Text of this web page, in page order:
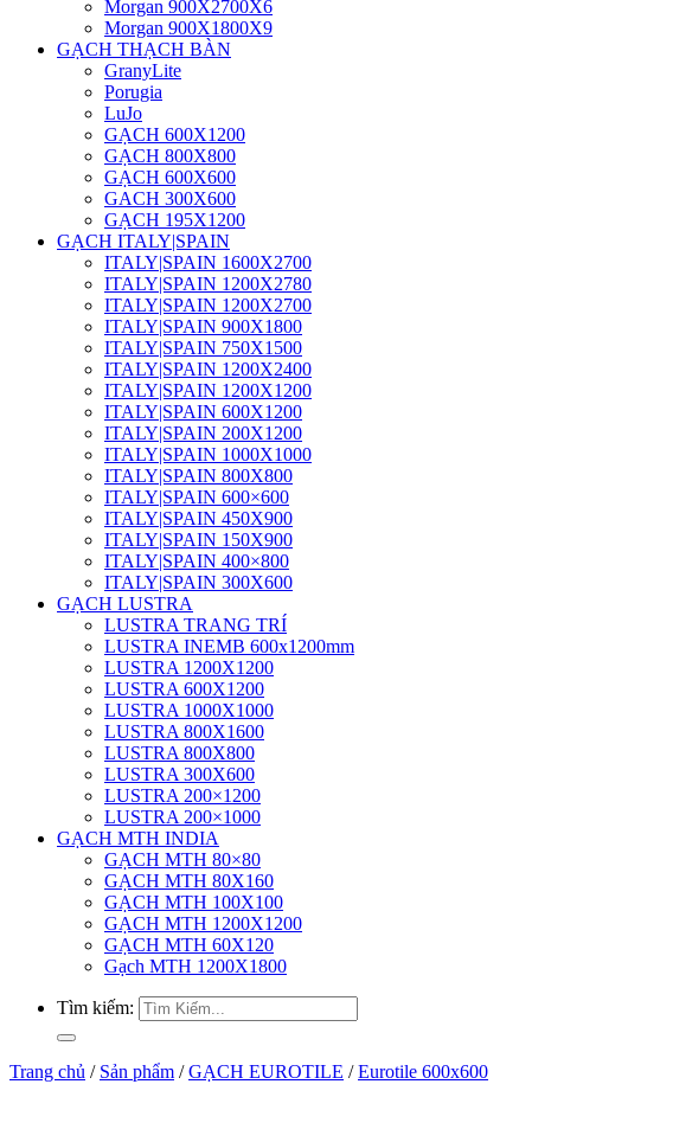
Morgan 900X2700X6
Morgan 900X1800X9
GẠCH THẠCH BÀN
GranyLite
Porugia
LuJo
GẠCH 600X1200
GẠCH 800X800
GẠCH 600X600
GACH 300X600
GẠCH 195X1200
GẠCH ITALY|SPAIN
ITALY|SPAIN 1600X2700
ITALY|SPAIN 1200X2780
ITALY|SPAIN 1200X2700
ITALY|SPAIN 900X1800
ITALY|SPAIN 750X1500
ITALY|SPAIN 1200X2400
ITALY|SPAIN 1200X1200
ITALY|SPAIN 600X1200
ITALY|SPAIN 200X1200
ITALY|SPAIN 1000X1000
ITALY|SPAIN 800X800
ITALY|SPAIN 600×600
ITALY|SPAIN 450X900
ITALY|SPAIN 150X900
ITALY|SPAIN 400×800
ITALY|SPAIN 300X600
GẠCH LUSTRA
LUSTRA TRANG TRÍ
LUSTRA INEMB 600x1200mm
LUSTRA 1200X1200
LUSTRA 600X1200
LUSTRA 1000X1000
LUSTRA 800X1600
LUSTRA 800X800
LUSTRA 300X600
LUSTRA 200×1200
LUSTRA 200×1000
GẠCH MTH INDIA
GẠCH MTH 80×80
GẠCH MTH 80X160
GẠCH MTH 100X100
GẠCH MTH 1200X1200
GẠCH MTH 60X120
Gạch MTH 1200X1800
Tìm kiếm:
Trang chủ / Sản phẩm / GẠCH EUROTILE / Eurotile 600x600